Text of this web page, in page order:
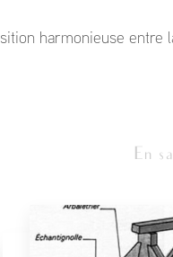
harmonieuse entre
En